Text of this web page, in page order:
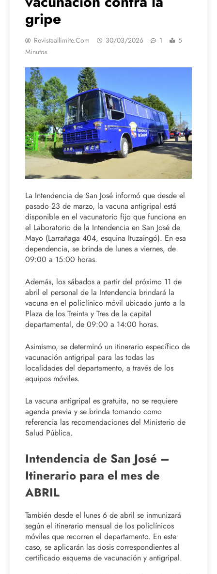
gripe
Revistaallimite.com 30/03/2026 1
5
Minutos
La Intendencia de San José informó que desde el
pasado 23 de marzo, la vacuna antigripal está
disponible en el vacunatorio fijo que funciona en
el Laboratorio de la Intendencia en San José de
Mayo (Larrañaga 404, esquina Ituzaingó). En esa
dependencia, se brinda de lunes a viernes, de
09:00 a 15:00 horas.
Además, los sábados a partir del próximo 11 de
abril el personal de la Intendencia brindará la
vacuna en el policlínico móvil ubicado junto a la
Plaza de los Treinta y Tres de la capital
departamental, de 09:00 a 14:00 horas.
Asimismo, se determinó un itinerario específico de
vacunación antigripal para las todas las
localidades del departamento, a través de los
equipos móviles.
La vacuna antigripal es gratuita, no se requiere
agenda previa y se brinda tomando como
referencia las recomendaciones del Ministerio de
Salud Pública.
Intendencia de San José –
Itinerario para el mes de
ABRIL
También desde el lunes 6 de abril se inmunizará
según el itinerario mensual de los policlínicos
móviles que recorren el departamento. En este
caso, se aplicarán las dosis correspondientes al
certificado esquema de vacunación y antigripal.